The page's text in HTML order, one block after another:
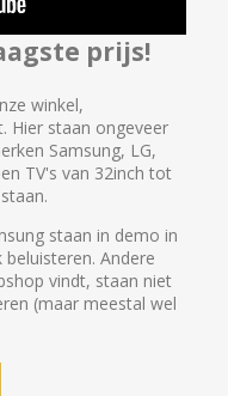
prijs!
winkel,
Hier staan ongeveer
Samsung, LG,
TV's van 32inch tot
staan in demo in
Andere
vindt, staan niet
(maar meestal wel